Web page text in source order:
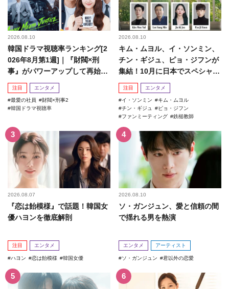
2026.08.10
韓国ドラマ視聴率ランキング[2
026年8月第1週]｜『財閥×刑
事』がパワーアップして再始
動！
注目 エンタメ
最愛の社員
財閥×刑事2
韓国ドラマ視聴率
2026.08.10
キム・ムヨル、イ・ソンミン、
チン・ギジュ、ピョ・ジフンが
集結！10月に日本でスペシャル
ファンミーティング開催決...
注目 エンタメ
イ・ソンミン
キム・ムヨル
チン・ギジュ
ピョ・ジフン
ファンミーティング
鉄槌教師
2026.08.07
『恋は飴模様』で話題！韓国女
優ハヨンを徹底解剖
注目 エンタメ
ハヨン 恋は飴模様 韓国女優
2026.08.10
ソ・ガンジュン、愛と信頼の間
で揺れる男を熱演
エンタメ アーティスト
ソ・ガンジュン 君以外の恋愛